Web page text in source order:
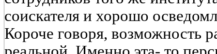
соискателя и хорошо
Короче говоря, возможность